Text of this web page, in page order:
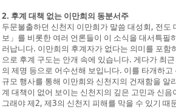
2. 후계 대책 없는 이만희의 동분서주
두문불출하던 신천지 이만희가 말씀 대성회, 전
보」를 비롯한 여러 언론들이 이 소식을 대서특
러납니다. 이만희의 후계자가 없다는 의미를 포
으로 후계 구도는 안개 속에 있습니다. 게다가 최
의 제명 등으로 어수선해 보입니다. 이를 타개하
규모 행사를 통해 이만희와 신천지의 건재함을
계 대책이 없어 보이는 신천지의 깊은 고민과 신
그래야 제2, 제3의 신천지 피해를 막을 수 있기 때